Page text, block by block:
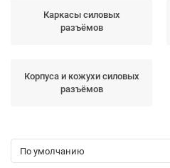
Каркасы силовых
разъёмов
Корпуса и кожухи силовых
разъёмов